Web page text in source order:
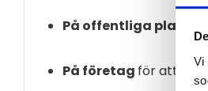
Vi
På offentliga platser
På företag för att